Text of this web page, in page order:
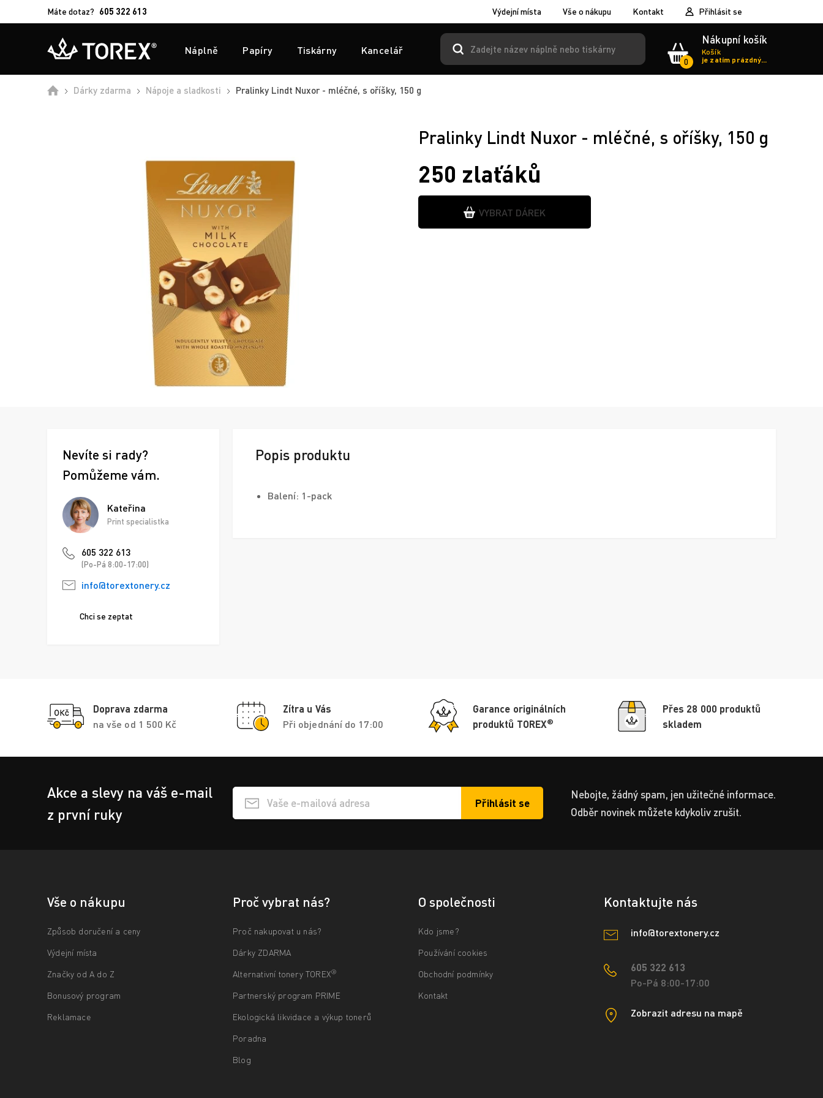
Máte dotaz? 605 322 613 Výdejní místa Vše o nákupu Kontakt Přihlásit se
Náplně Papíry Tiskárny Kancelář
0
Nákupní košík
Košík
je zatím prázdný...
ÚvodDárky zdarma Nápoje a sladkosti Pralinky Lindt Nuxor - mléčné, s oříšky, 150 g
Pralinky Lindt Nuxor - mléčné, s oříšky, 150 g
250 zlaťáků
VYBRAT DÁREK
Nevíte si rady?
Pomůžeme vám.
Kateřina
Print specialistka
605 322 613
(Po-Pá 8:00-17:00)
info@torextonery.cz
Chci se zeptat
Popis produktu
Balení: 1-pack
Doprava zdarma
na vše od 1 500 Kč
Zítra u Vás
Při objednání do 17:00
Garance originálních
produktů TOREX®
Přes 28 000 produktů
skladem
Akce a slevy na váš e-mail
z první ruky
Přihlášení e-mailu k odběru Přihlásit se
Nebojte, žádný spam, jen užitečné informace.
Odběr novinek můžete kdykoliv zrušit.
Vše o nákupu
Způsob doručení a ceny
Výdejní místa
Značky od A do Z
Bonusový program
Reklamace
Proč vybrat nás?
Proč nakupovat u nás?
Dárky ZDARMA
Alternativní tonery TOREX®
Partnerský program PRIME
Ekologická likvidace a výkup tonerů
Poradna
Blog
O společnosti
Kdo jsme?
Používání cookies
Obchodní podmínky
Kontakt
Kontaktujte nás
info@torextonery.cz
605 322 613
Po-Pá 8:00-17:00
Zobrazit adresu na mapě